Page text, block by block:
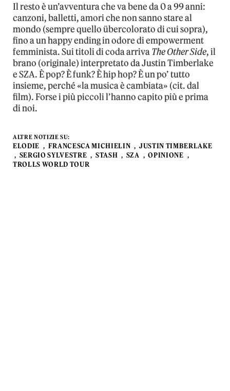
Il resto è un’avventura che va bene da 0 a 99 anni:
canzoni, balletti, amori che non sanno stare al
mondo (sempre quello übercolorato di cui sopra),
fino a un happy ending in odore di empowerment
femminista. Sui titoli di coda arrivaThe Other Side, il
brano (originale) interpretato da Justin Timberlake
e SZA. È pop? È funk? È hip hop? È un po’ tutto
insieme, perché «la musica è cambiata» (cit. dal
film). Forse i più piccoli l’hanno capito più e prima
di noi.
ALTRE NOTIZIE SU:
ELODIE FRANCESCA MICHIELIN
JUSTIN TIMBERLAKE
SERGIO SYLVESTRE
STASH SZA
OPINIONE
TROLLS WORLD TOUR